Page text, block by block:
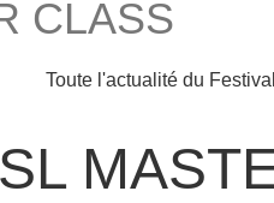
CLASS
Toute l'actualité du